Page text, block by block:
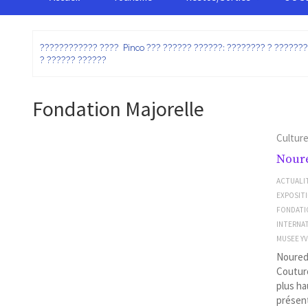
???????????? ???? Pinco ??? ?????? ??????: ???????? ?
? ?????? ??????
Fondation Majorelle
Culture
MUSEE
plus